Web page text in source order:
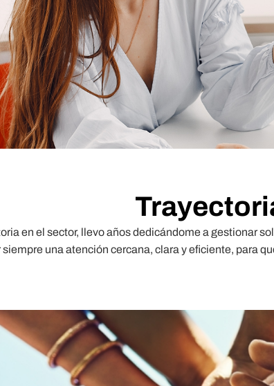
en el sector, llevo años dedicándome a gestionar
siempre una atención cercana, clara y eficiente, para